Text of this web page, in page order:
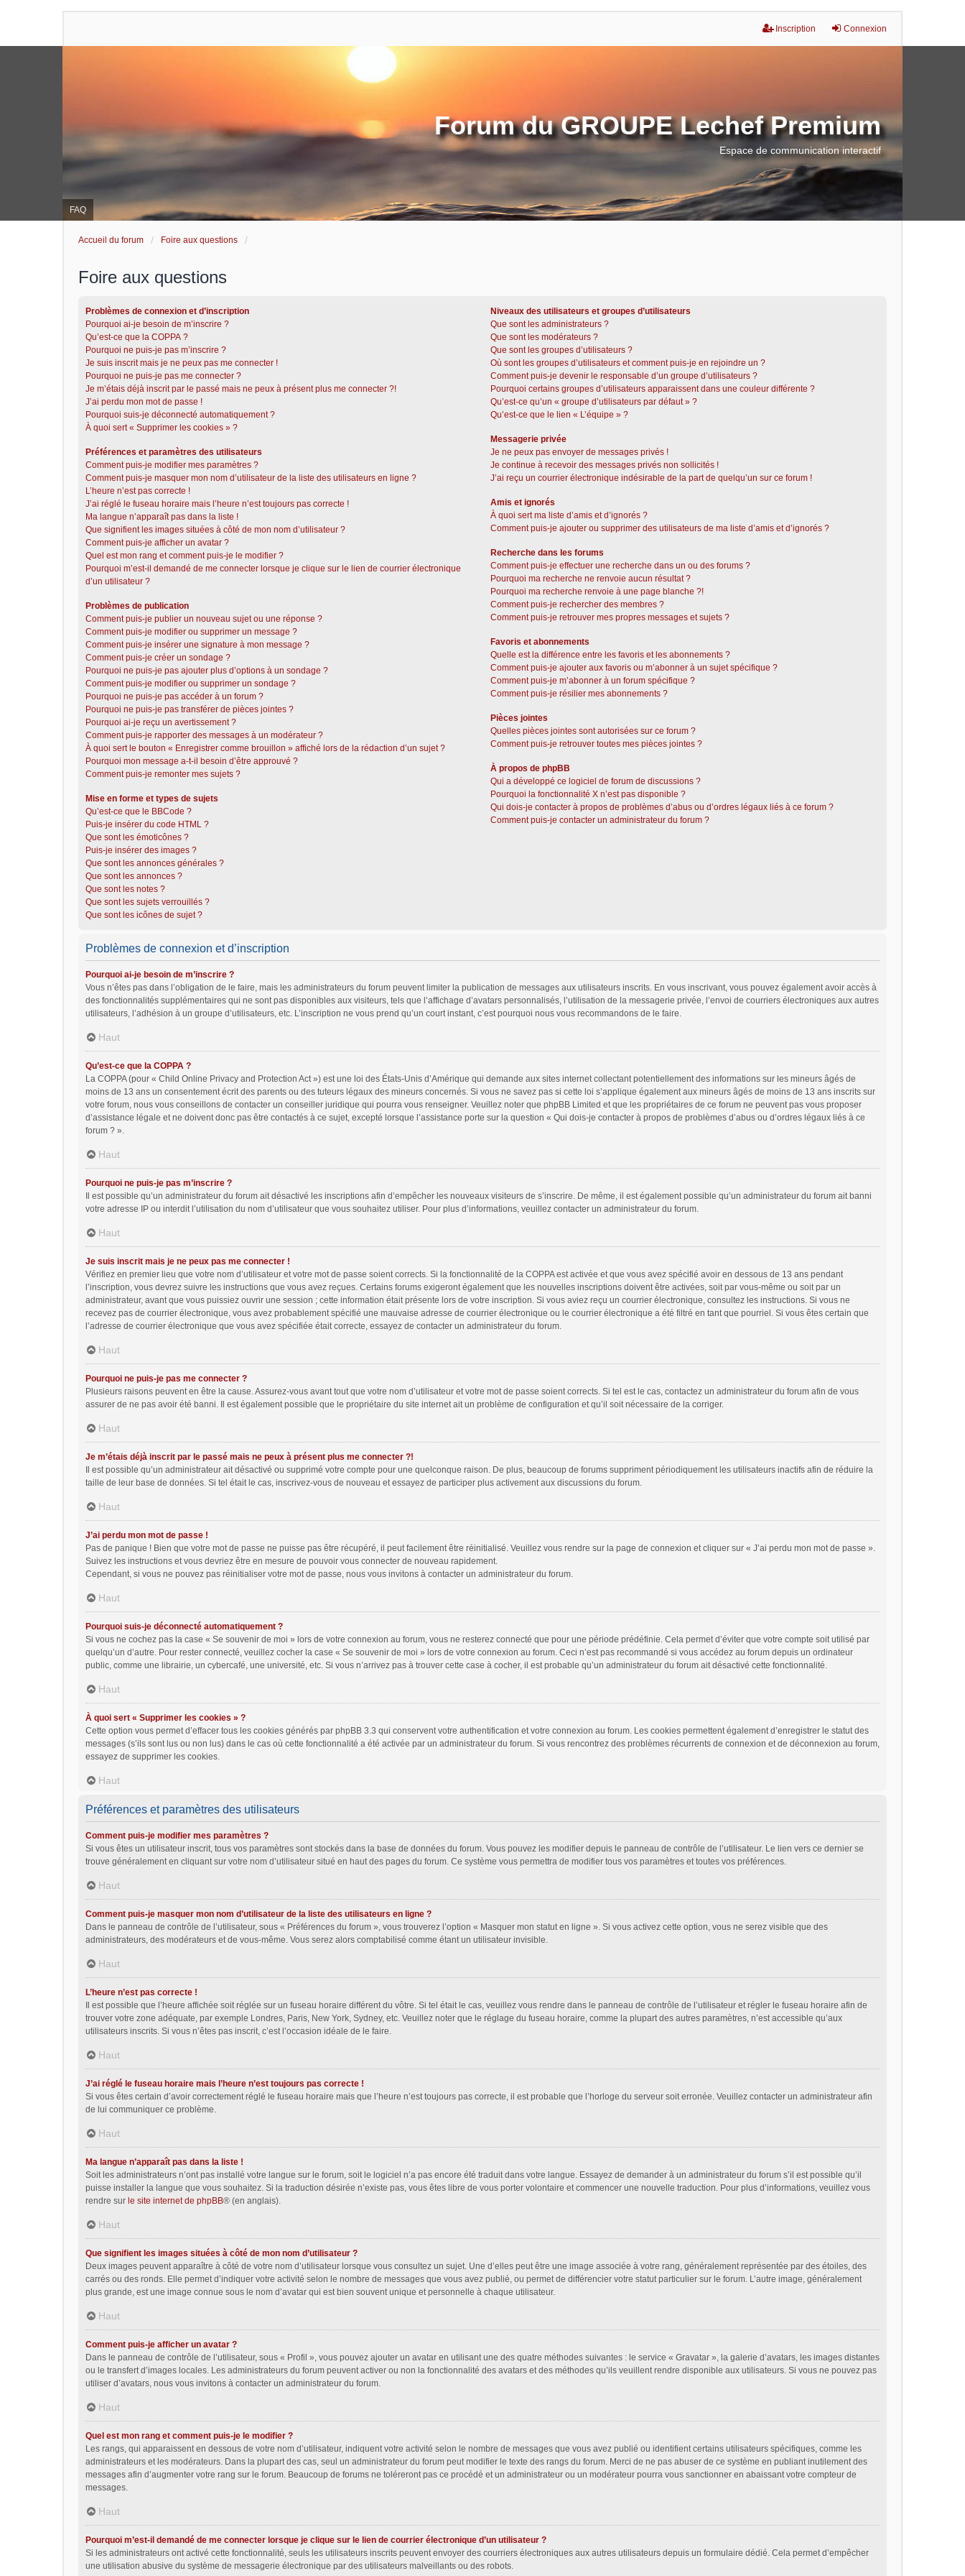
Connexion
Inscription
FAQ
Forum du GROUPE Lechef Premium
Espace de communication interactif
Accueil du forum Foire aux questions
Foire aux questions
Problèmes de connexion et d’inscription
Pourquoi ai-je besoin de m’inscrire ?
Qu’est-ce que la COPPA ?
Pourquoi ne puis-je pas m’inscrire ?
Je suis inscrit mais je ne peux pas me connecter !
Pourquoi ne puis-je pas me connecter ?
Je m’étais déjà inscrit par le passé mais ne peux à présent plus me connecter ?!
J’ai perdu mon mot de passe !
Pourquoi suis-je déconnecté automatiquement ?
À quoi sert « Supprimer les cookies » ?
Préférences et paramètres des utilisateurs
Comment puis-je modifier mes paramètres ?
Comment puis-je masquer mon nom d’utilisateur de la liste des utilisateurs en ligne ?
L’heure n’est pas correcte !
J’ai réglé le fuseau horaire mais l’heure n’est toujours pas correcte !
Ma langue n’apparaît pas dans la liste !
Que signifient les images situées à côté de mon nom d’utilisateur ?
Comment puis-je afficher un avatar ?
Quel est mon rang et comment puis-je le modifier ?
Pourquoi m’est-il demandé de me connecter lorsque je clique sur le lien de courrier électronique
d’un utilisateur ?
Problèmes de publication
Comment puis-je publier un nouveau sujet ou une réponse ?
Comment puis-je modifier ou supprimer un message ?
Comment puis-je insérer une signature à mon message ?
Comment puis-je créer un sondage ?
Pourquoi ne puis-je pas ajouter plus d’options à un sondage ?
Comment puis-je modifier ou supprimer un sondage ?
Pourquoi ne puis-je pas accéder à un forum ?
Pourquoi ne puis-je pas transférer de pièces jointes ?
Pourquoi ai-je reçu un avertissement ?
Comment puis-je rapporter des messages à un modérateur ?
À quoi sert le bouton « Enregistrer comme brouillon » affiché lors de la rédaction d’un sujet ?
Pourquoi mon message a-t-il besoin d’être approuvé ?
Comment puis-je remonter mes sujets ?
Mise en forme et types de sujets
Qu’est-ce que le BBCode ?
Puis-je insérer du code HTML ?
Que sont les émoticônes ?
Puis-je insérer des images ?
Que sont les annonces générales ?
Que sont les annonces ?
Que sont les notes ?
Que sont les sujets verrouillés ?
Que sont les icônes de sujet ?
Niveaux des utilisateurs et groupes d’utilisateurs
Que sont les administrateurs ?
Que sont les modérateurs ?
Que sont les groupes d’utilisateurs ?
Où sont les groupes d’utilisateurs et comment puis-je en rejoindre un ?
Comment puis-je devenir le responsable d’un groupe d’utilisateurs ?
Pourquoi certains groupes d’utilisateurs apparaissent dans une couleur différente ?
Qu’est-ce qu’un « groupe d’utilisateurs par défaut » ?
Qu’est-ce que le lien « L’équipe » ?
Messagerie privée
Je ne peux pas envoyer de messages privés !
Je continue à recevoir des messages privés non sollicités !
J’ai reçu un courrier électronique indésirable de la part de quelqu’un sur ce forum !
Amis et ignorés
À quoi sert ma liste d’amis et d’ignorés ?
Comment puis-je ajouter ou supprimer des utilisateurs de ma liste d’amis et d’ignorés ?
Recherche dans les forums
Comment puis-je effectuer une recherche dans un ou des forums ?
Pourquoi ma recherche ne renvoie aucun résultat ?
Pourquoi ma recherche renvoie à une page blanche ?!
Comment puis-je rechercher des membres ?
Comment puis-je retrouver mes propres messages et sujets ?
Favoris et abonnements
Quelle est la différence entre les favoris et les abonnements ?
Comment puis-je ajouter aux favoris ou m’abonner à un sujet spécifique ?
Comment puis-je m’abonner à un forum spécifique ?
Comment puis-je résilier mes abonnements ?
Pièces jointes
Quelles pièces jointes sont autorisées sur ce forum ?
Comment puis-je retrouver toutes mes pièces jointes ?
À propos de phpBB
Qui a développé ce logiciel de forum de discussions ?
Pourquoi la fonctionnalité X n’est pas disponible ?
Qui dois-je contacter à propos de problèmes d’abus ou d’ordres légaux liés à ce forum ?
Comment puis-je contacter un administrateur du forum ?
Problèmes de connexion et d’inscription
Pourquoi ai-je besoin de m’inscrire ?
Vous n’êtes pas dans l’obligation de le faire, mais les administrateurs du forum peuvent limiter la publication de messages aux utilisateurs inscrits. En vous inscrivant, vous pouvez également avoir accès à
des fonctionnalités supplémentaires qui ne sont pas disponibles aux visiteurs, tels que l’affichage d’avatars personnalisés, l’utilisation de la messagerie privée, l’envoi de courriers électroniques aux autres
utilisateurs, l’adhésion à un groupe d’utilisateurs, etc. L’inscription ne vous prend qu’un court instant, c’est pourquoi nous vous recommandons de le faire.
Haut
Qu’est-ce que la COPPA ?
La COPPA (pour « Child Online Privacy and Protection Act ») est une loi des États-Unis d’Amérique qui demande aux sites internet collectant potentiellement des informations sur les mineurs âgés de
moins de 13 ans un consentement écrit des parents ou des tuteurs légaux des mineurs concernés. Si vous ne savez pas si cette loi s’applique également aux mineurs âgés de moins de 13 ans inscrits sur
votre forum, nous vous conseillons de contacter un conseiller juridique qui pourra vous renseigner. Veuillez noter que phpBB Limited et que les propriétaires de ce forum ne peuvent pas vous proposer
d’assistance légale et ne doivent donc pas être contactés à ce sujet, excepté lorsque l’assistance porte sur la question « Qui dois-je contacter à propos de problèmes d’abus ou d’ordres légaux liés à ce
forum ? ».
Haut
Pourquoi ne puis-je pas m’inscrire ?
Il est possible qu’un administrateur du forum ait désactivé les inscriptions afin d’empêcher les nouveaux visiteurs de s’inscrire. De même, il est également possible qu’un administrateur du forum ait banni
votre adresse IP ou interdit l’utilisation du nom d’utilisateur que vous souhaitez utiliser. Pour plus d’informations, veuillez contacter un administrateur du forum.
Haut
Je suis inscrit mais je ne peux pas me connecter !
Vérifiez en premier lieu que votre nom d’utilisateur et votre mot de passe soient corrects. Si la fonctionnalité de la COPPA est activée et que vous avez spécifié avoir en dessous de 13 ans pendant
l’inscription, vous devrez suivre les instructions que vous avez reçues. Certains forums exigeront également que les nouvelles inscriptions doivent être activées, soit par vous-même ou soit par un
administrateur, avant que vous puissiez ouvrir une session ; cette information était présente lors de votre inscription. Si vous aviez reçu un courrier électronique, consultez les instructions. Si vous ne
recevez pas de courrier électronique, vous avez probablement spécifié une mauvaise adresse de courrier électronique ou le courrier électronique a été filtré en tant que pourriel. Si vous êtes certain que
l’adresse de courrier électronique que vous avez spécifiée était correcte, essayez de contacter un administrateur du forum.
Haut
Pourquoi ne puis-je pas me connecter ?
Plusieurs raisons peuvent en être la cause. Assurez-vous avant tout que votre nom d’utilisateur et votre mot de passe soient corrects. Si tel est le cas, contactez un administrateur du forum afin de vous
assurer de ne pas avoir été banni. Il est également possible que le propriétaire du site internet ait un problème de configuration et qu’il soit nécessaire de la corriger.
Haut
Je m’étais déjà inscrit par le passé mais ne peux à présent plus me connecter ?!
Il est possible qu’un administrateur ait désactivé ou supprimé votre compte pour une quelconque raison. De plus, beaucoup de forums suppriment périodiquement les utilisateurs inactifs afin de réduire la
taille de leur base de données. Si tel était le cas, inscrivez-vous de nouveau et essayez de participer plus activement aux discussions du forum.
Haut
J’ai perdu mon mot de passe !
Pas de panique ! Bien que votre mot de passe ne puisse pas être récupéré, il peut facilement être réinitialisé. Veuillez vous rendre sur la page de connexion et cliquer sur « J’ai perdu mon mot de passe ».
Suivez les instructions et vous devriez être en mesure de pouvoir vous connecter de nouveau rapidement.
Cependant, si vous ne pouvez pas réinitialiser votre mot de passe, nous vous invitons à contacter un administrateur du forum.
Haut
Pourquoi suis-je déconnecté automatiquement ?
Si vous ne cochez pas la case « Se souvenir de moi » lors de votre connexion au forum, vous ne resterez connecté que pour une période prédéfinie. Cela permet d’éviter que votre compte soit utilisé par
quelqu’un d’autre. Pour rester connecté, veuillez cocher la case « Se souvenir de moi » lors de votre connexion au forum. Ceci n’est pas recommandé si vous accédez au forum depuis un ordinateur
public, comme une librairie, un cybercafé, une université, etc. Si vous n’arrivez pas à trouver cette case à cocher, il est probable qu’un administrateur du forum ait désactivé cette fonctionnalité.
Haut
À quoi sert « Supprimer les cookies » ?
Cette option vous permet d’effacer tous les cookies générés par phpBB 3.3 qui conservent votre authentification et votre connexion au forum. Les cookies permettent également d’enregistrer le statut des
messages (s’ils sont lus ou non lus) dans le cas où cette fonctionnalité a été activée par un administrateur du forum. Si vous rencontrez des problèmes récurrents de connexion et de déconnexion au forum,
essayez de supprimer les cookies.
Haut
Préférences et paramètres des utilisateurs
Comment puis-je modifier mes paramètres ?
Si vous êtes un utilisateur inscrit, tous vos paramètres sont stockés dans la base de données du forum. Vous pouvez les modifier depuis le panneau de contrôle de l’utilisateur. Le lien vers ce dernier se
trouve généralement en cliquant sur votre nom d’utilisateur situé en haut des pages du forum. Ce système vous permettra de modifier tous vos paramètres et toutes vos préférences.
Haut
Comment puis-je masquer mon nom d’utilisateur de la liste des utilisateurs en ligne ?
Dans le panneau de contrôle de l’utilisateur, sous « Préférences du forum », vous trouverez l’option « Masquer mon statut en ligne ». Si vous activez cette option, vous ne serez visible que des
administrateurs, des modérateurs et de vous-même. Vous serez alors comptabilisé comme étant un utilisateur invisible.
Haut
L’heure n’est pas correcte !
Il est possible que l’heure affichée soit réglée sur un fuseau horaire différent du vôtre. Si tel était le cas, veuillez vous rendre dans le panneau de contrôle de l’utilisateur et régler le fuseau horaire afin de
trouver votre zone adéquate, par exemple Londres, Paris, New York, Sydney, etc. Veuillez noter que le réglage du fuseau horaire, comme la plupart des autres paramètres, n’est accessible qu’aux
utilisateurs inscrits. Si vous n’êtes pas inscrit, c’est l’occasion idéale de le faire.
Haut
J’ai réglé le fuseau horaire mais l’heure n’est toujours pas correcte !
Si vous êtes certain d’avoir correctement réglé le fuseau horaire mais que l’heure n’est toujours pas correcte, il est probable que l’horloge du serveur soit erronée. Veuillez contacter un administrateur afin
de lui communiquer ce problème.
Haut
Ma langue n’apparaît pas dans la liste !
Soit les administrateurs n’ont pas installé votre langue sur le forum, soit le logiciel n’a pas encore été traduit dans votre langue. Essayez de demander à un administrateur du forum s’il est possible qu’il
puisse installer la langue que vous souhaitez. Si la traduction désirée n’existe pas, vous êtes libre de vous porter volontaire et commencer une nouvelle traduction. Pour plus d’informations, veuillez vous
rendre sur le site internet de phpBB® (en anglais).
Haut
Que signifient les images situées à côté de mon nom d’utilisateur ?
Deux images peuvent apparaître à côté de votre nom d’utilisateur lorsque vous consultez un sujet. Une d’elles peut être une image associée à votre rang, généralement représentée par des étoiles, des
carrés ou des ronds. Elle permet d’indiquer votre activité selon le nombre de messages que vous avez publié, ou permet de différencier votre statut particulier sur le forum. L’autre image, généralement
plus grande, est une image connue sous le nom d’avatar qui est bien souvent unique et personnelle à chaque utilisateur.
Haut
Comment puis-je afficher un avatar ?
Dans le panneau de contrôle de l’utilisateur, sous « Profil », vous pouvez ajouter un avatar en utilisant une des quatre méthodes suivantes : le service « Gravatar », la galerie d’avatars, les images distantes
ou le transfert d’images locales. Les administrateurs du forum peuvent activer ou non la fonctionnalité des avatars et des méthodes qu’ils veuillent rendre disponible aux utilisateurs. Si vous ne pouvez pas
utiliser d’avatars, nous vous invitons à contacter un administrateur du forum.
Haut
Quel est mon rang et comment puis-je le modifier ?
Les rangs, qui apparaissent en dessous de votre nom d’utilisateur, indiquent votre activité selon le nombre de messages que vous avez publié ou identifient certains utilisateurs spécifiques, comme les
administrateurs et les modérateurs. Dans la plupart des cas, seul un administrateur du forum peut modifier le texte des rangs du forum. Merci de ne pas abuser de ce système en publiant inutilement des
messages afin d’augmenter votre rang sur le forum. Beaucoup de forums ne toléreront pas ce procédé et un administrateur ou un modérateur pourra vous sanctionner en abaissant votre compteur de
messages.
Haut
Pourquoi m’est-il demandé de me connecter lorsque je clique sur le lien de courrier électronique d’un utilisateur ?
Si les administrateurs ont activé cette fonctionnalité, seuls les utilisateurs inscrits peuvent envoyer des courriers électroniques aux autres utilisateurs depuis un formulaire dédié. Cela permet d’empêcher
une utilisation abusive du système de messagerie électronique par des utilisateurs malveillants ou des robots.